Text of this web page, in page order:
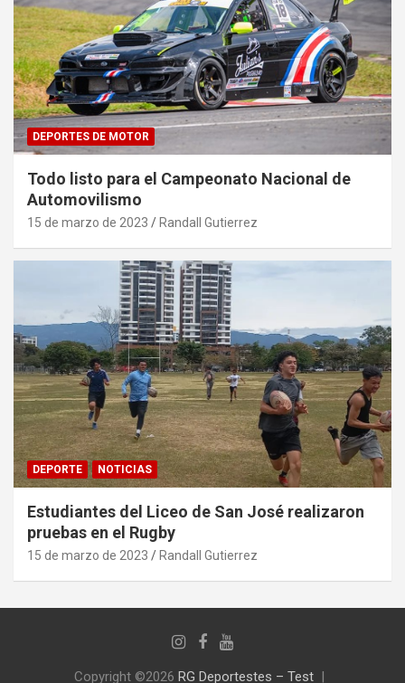
DEPORTES DE MOTOR
Todo listo para el Campeonato Nacional de
Automovilismo
15 de marzo de 2023 Randall Gutierrez
DEPORTE NOTICIAS
Estudiantes del Liceo de San José realizaron
pruebas en el Rugby
15 de marzo de 2023 Randall Gutierrez
Copyright ©2026 RG Deportestes – Test